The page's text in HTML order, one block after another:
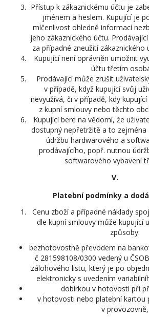
Přístup k zákaznickému účtu je
jménem a heslem. Kupující je
mlčenlivost ohledně informací
jeho zákaznického účtu.
za případné zneužití
Kupující není oprávněn umožnit
účtu třetím
Prodávající může zrušit
v případě, když kupující svůj
nevyužívá, či v případě, kdy
z kupní smlouvy nebo těchto
Kupující bere na vědomí, že
dostupný nepřetržitě a to zejména
údržbu hardwarového a
prodávajícího, popř. nutnou
softwarového vybavení
V.
Platební podmínky a
Cenu zboží a případné náklady
dle kupní smlouvy může kupující
způsoby:
bezhotovostně převodem na
č 281598108/0300 vedený u
zálohového listu, který je po
elektronicky s uvedením
dobírkou v hotovosti při
v hotovosti nebo platební kartou
v provozovně,